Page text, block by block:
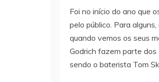
Foi no início do ano que
pelo público. Para
quando vemos os seus
Godrich fazem parte dos
sendo o baterista Tom